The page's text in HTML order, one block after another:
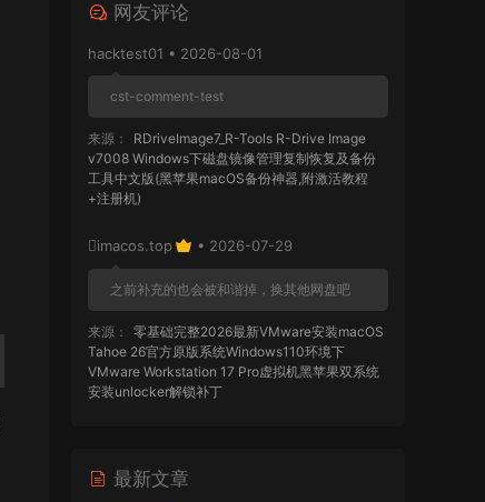
网友评论
hacktest01 • 2026-08-01
cst-comment-test
来源：
RDriveImage7_R-Tools R-Drive Image
v7008 Windows下磁盘镜像管理复制恢复及备份
工具中文版(黑苹果macOS备份神器,附激活教程
+注册机)
imacos.top • 2026-07-29
之前补充的也会被和谐掉，换其他网盘吧
来源：
零基础完整2026最新VMware安装macOS
Tahoe 26官方原版系统Windows110环境下
VMware Workstation 17 Pro虚拟机黑苹果双系统
安装unlocker解锁补丁
AIO = All In One，一站式整合完整版
最新文章